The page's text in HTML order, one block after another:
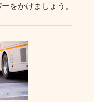
をかけましょう。